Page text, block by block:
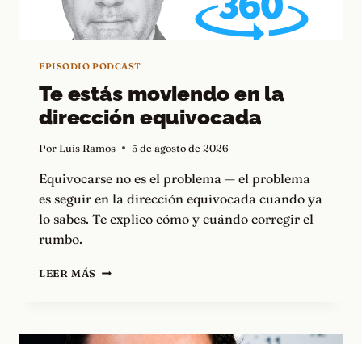
EPISODIO PODCAST
Te estás moviendo en la
dirección equivocada
Por Luis Ramos 5 de agosto de 2026
Equivocarse no es el problema — el problema
es seguir en la dirección equivocada cuando ya
lo sabes. Te explico cómo y cuándo corregir el
rumbo.
LEER MÁS TE
LA